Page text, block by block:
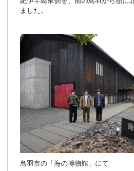
ました。
鳥羽市の「海の博物館」にて